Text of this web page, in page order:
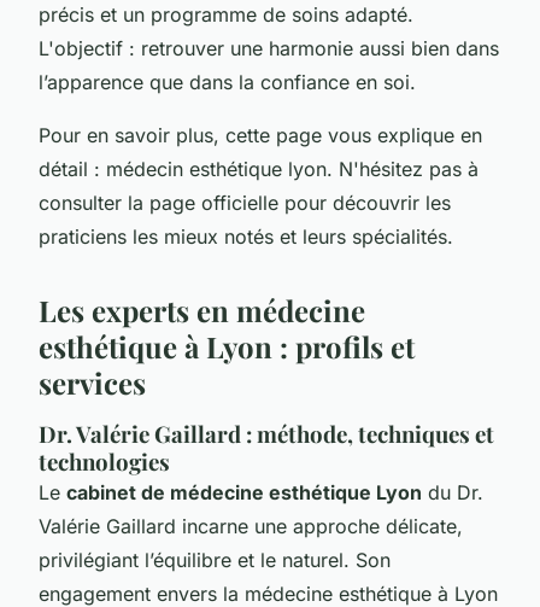
précis et un programme de soins adapté.
L'objectif : retrouver une harmonie aussi bien dans
l’apparence que dans la confiance en soi.
Pour en savoir plus, cette page vous explique en
détail : médecin esthétique lyon. N'hésitez pas à
consulter la page officielle pour découvrir les
praticiens les mieux notés et leurs spécialités.
Les experts en médecine
esthétique à Lyon : profils et
services
Dr. Valérie Gaillard : méthode, techniques et
technologies
Le cabinet de médecine esthétique Lyon du Dr.
Valérie Gaillard incarne une approche délicate,
privilégiant l’équilibre et le naturel. Son
engagement envers la médecine esthétique à Lyon